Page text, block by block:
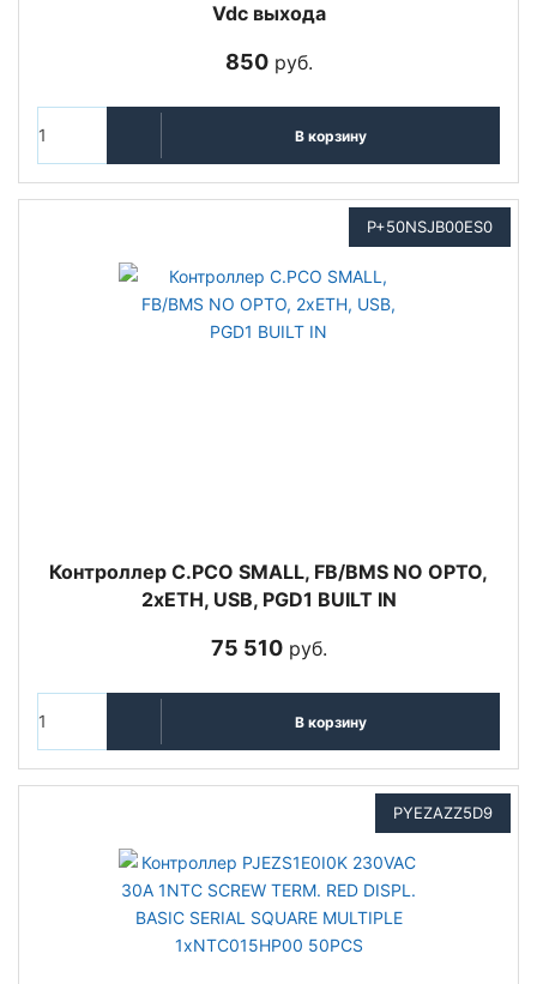
Vdc выхода
850руб.
В корзину
P+50NSJB00ES0
Контроллер C.PCO SMALL, FB/BMS NO OPTO,
2xETH, USB, PGD1 BUILT IN
75 510руб.
В корзину
PYEZAZZ5D9